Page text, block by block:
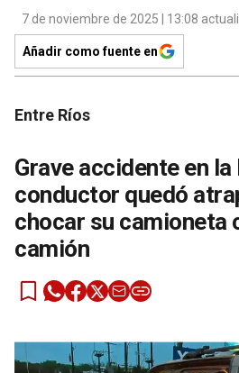
7 de noviembre de 2025 | 13:08
Añadir como fuente en
Entre Ríos
Grave accidente en la
conductor quedó
chocar su camioneta
camión